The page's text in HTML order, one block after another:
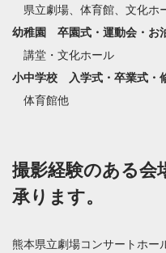
県立劇場、体育館、文化ホ
幼稚園 卒園式・運動会・お
講堂・文化ホール
小中学校 入学式・卒業式・
体育館他
撮影経験のある会
承ります。
熊本県立劇場コンサートホー